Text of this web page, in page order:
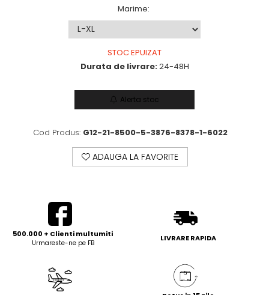
Marime:
STOC EPUIZAT
Durata de livrare:24-48H
Alerta stoc
Cod Produs: G12-21-8500-5-3876-8378-1-6022
ADAUGA LA FAVORITE
500.000 + Clienti multumiti
Urmareste-ne pe FB LIVRARE RAPIDA